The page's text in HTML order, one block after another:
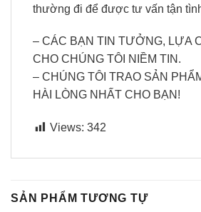
thường đi để được tư vấn tận
– CÁC BẠN TIN TƯỞNG, LỰA
CHO CHÚNG TÔI NIỀM TIN.
– CHÚNG TÔI TRAO SẢN
HÀI LÒNG NHẤT CHO BẠN!
Views: 342
SẢN PHẨM TƯƠNG TỰ